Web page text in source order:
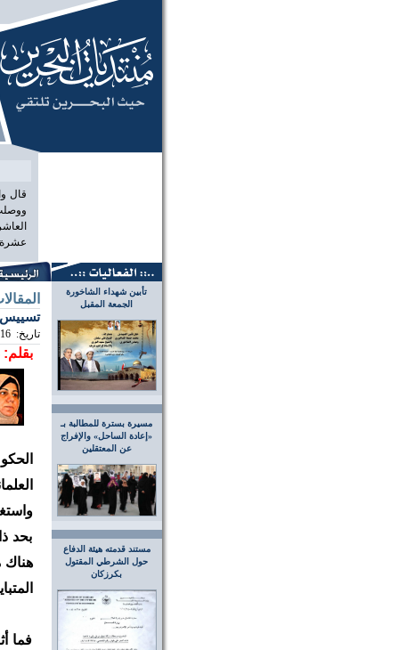
منتديات
قال
تأبين شهداء الشاخورة
الجمعة المقبل
مسيرة بسترة للمطالبة بـ
«إعادة الساحل» والإفراج
عن المعتقلين
مستند قدمته هيئة الدفاع
حول الشرطي المقتول
بكرزكان
تسييس
تاريخ:
بحد
هناك
فما